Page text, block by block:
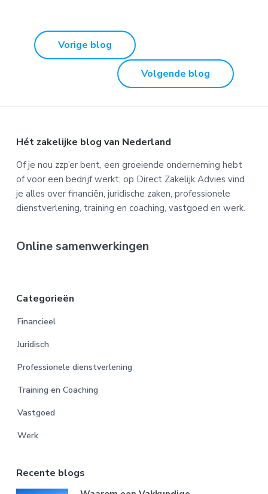
Vorige blog
Volgende blog
Footer
Hét zakelijke blog van Nederland
Of je nou zzp’er bent, een groeiende onderneming hebt
of voor een bedrijf werkt; op Direct Zakelijk Advies vind
je alles over financiën, juridische zaken, professionele
dienstverlening, training en coaching, vastgoed en werk.
Online samenwerkingen
Categorieën
Financieel
Juridisch
Professionele dienstverlening
Training en Coaching
Vastgoed
Werk
Recente blogs